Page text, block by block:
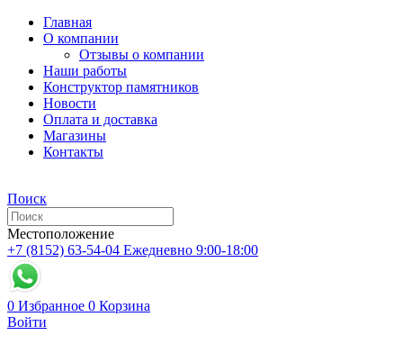
Главная
О компании
Отзывы о компании
Наши работы
Конструктор памятников
Новости
Оплата и доставка
Магазины
Контакты
Поиск
Местоположение
+7 (8152) 63-54-04 Ежедневно 9:00-18:00
0 Избранное 0 Корзина
Войти